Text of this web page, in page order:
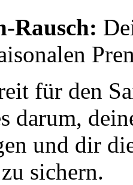
Rausch:
für den
darum,
und dir
sichern.